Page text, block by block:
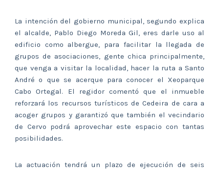
La intención del gobierno municipal, segundo explica
el alcalde, Pablo Diego Moreda Gil, eres darle uso al
edificio como albergue, para facilitar la llegada de
grupos de asociaciones, gente chica principalmente,
que venga a visitar la localidad, hacer la ruta a Santo
André o que se acerque para conocer el Xeoparque
Cabo Ortegal. El regidor comentó que el inmueble
reforzará los recursos turísticos de Cedeira de cara a
acoger grupos y garantizó que también el vecindario
de Cervo podrá aprovechar este espacio con tantas
posibilidades.
La actuación tendrá un plazo de ejecución de seis